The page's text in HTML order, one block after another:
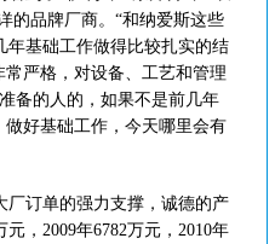
的品牌厂商。“和纳爱斯这些
年基础工作做得比较扎实的结
严格，对设备、工艺和管理
备的人的，如果不是前几年
做好基础工作，今天哪里会有
厂订单的强力支撑，诚德的产
，2009年6782万元，2010年